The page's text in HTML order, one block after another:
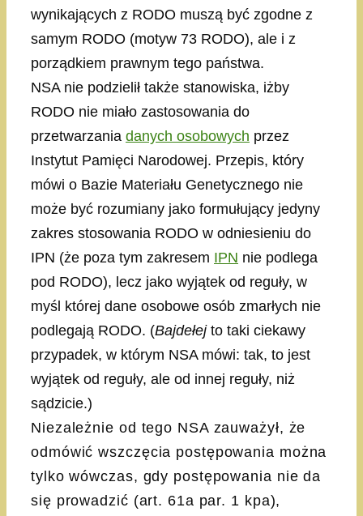
wynikających z RODO muszą być zgodne z
samym RODO (motyw 73 RODO), ale i z
porządkiem prawnym tego państwa.
NSA nie podzielił także stanowiska, iżby
RODO nie miało zastosowania do
przetwarzania danych osobowych przez
Instytut Pamięci Narodowej. Przepis, który
mówi o Bazie Materiału Genetycznego nie
może być rozumiany jako formułujący jedyny
zakres stosowania RODO w odniesieniu do
IPN (że poza tym zakresem IPN nie podlega
pod RODO), lecz jako wyjątek od reguły, w
myśl której dane osobowe osób zmarłych nie
podlegają RODO. (Bajdełejto taki ciekawy
przypadek, w którym NSA mówi: tak, to jest
wyjątek od reguły, ale od innej reguły, niż
sądzicie.)
Niezależnie od tego NSA zauważył, że
odmówić wszczęcia postępowania można
tylko wówczas, gdy postępowania nie da
się prowadzić (art. 61a par. 1 kpa),